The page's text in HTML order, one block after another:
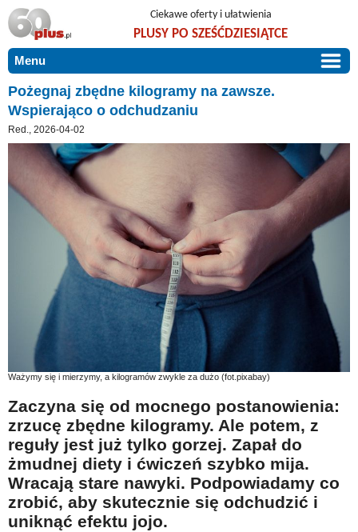
Ciekawe oferty i ułatwienia
PLUSY PO SZEŚĆDZIESIĄTCE
Menu
START
PROMOCJE
ARTYKUŁY
Szczególnie polecamy
Użyteczne porady
Szlachetne zdrowie
Mieszkaj wygodnie i bez barier
Warto wiedzieć!
Podróże i wypoczynek
Taniej, okazyjnie, specjalnie dla 60plus
Na wesoło
Żyj aktywnie
60plus - najcenniejsi klienci
Dobra opieka
Warto naśladować
DLA BLISKICH
ZGŁOŚ OFERTĘ
O NAS
KONTAKT
Pożegnaj zbędne kilogramy na zawsze.
Wspierająco o odchudzaniu
Red., 2026-04-02
Ważymy się i mierzymy, a kilogramów zwykle za dużo (fot.pixabay)
Zaczyna się od mocnego postanowienia:
zrzucę zbędne kilogramy. Ale potem, z
reguły jest już tylko gorzej. Zapał do
żmudnej diety i ćwiczeń szybko mija.
Wracają stare nawyki. Podpowiadamy co
zrobić, aby skutecznie się odchudzić i
uniknąć efektu jojo.